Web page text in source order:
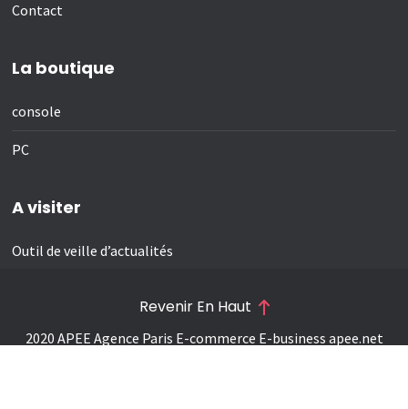
Contact
La boutique
console
PC
A visiter
Outil de veille d’actualités
2020 APEE Agence Paris E-commerce E-business apee.net
Revenir En Haut